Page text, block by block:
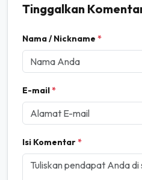
Tinggalkan
Nama / Nickname *
E-mail*
Isi Komentar*